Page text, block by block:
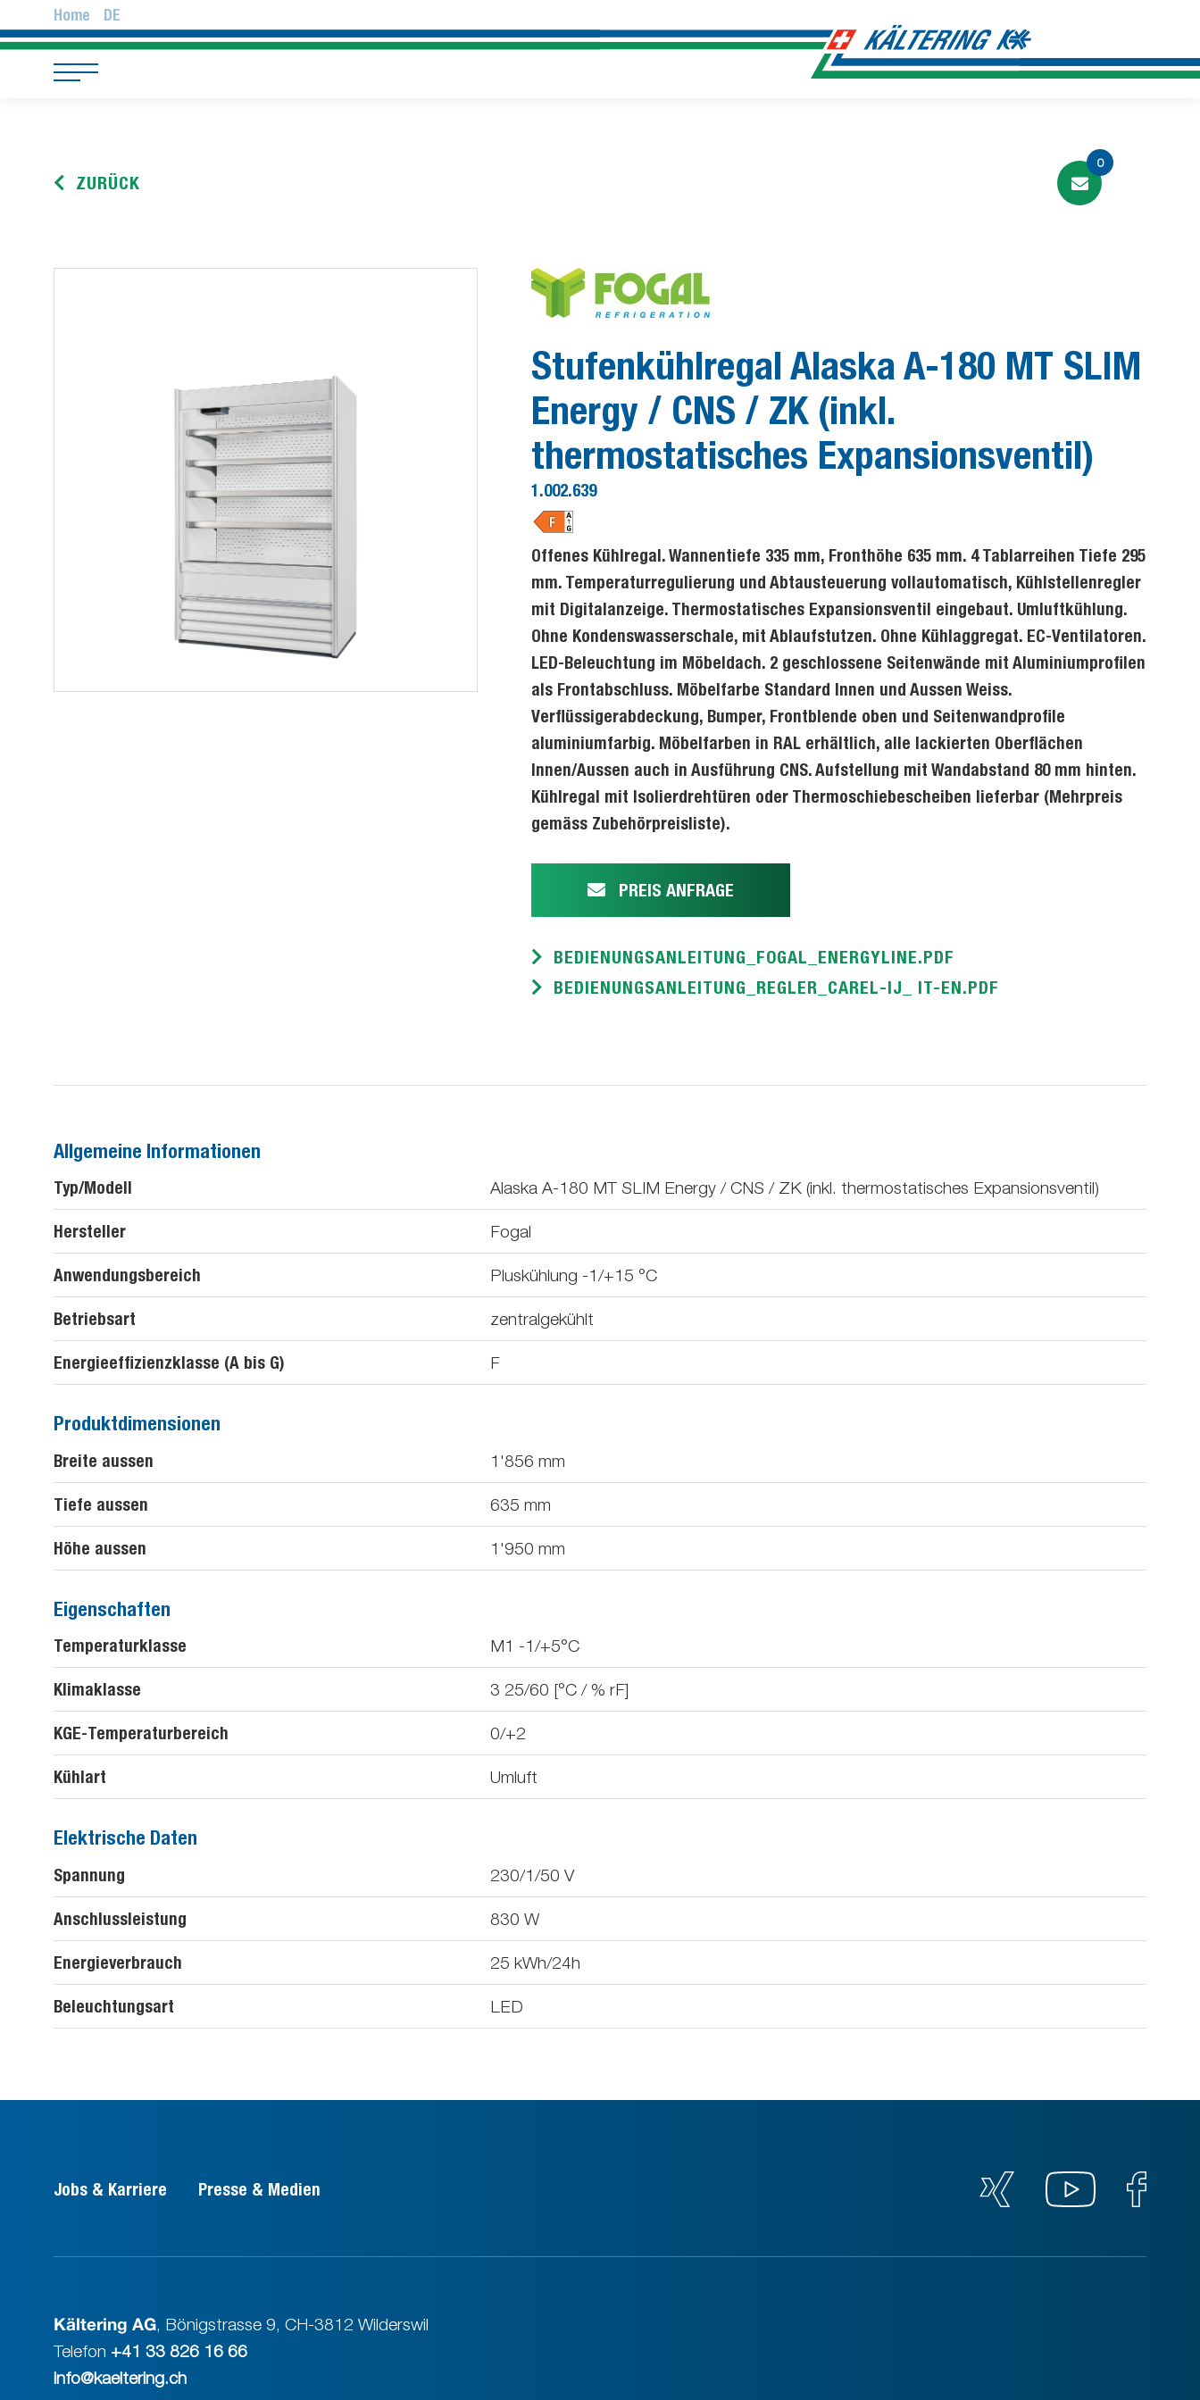
Home DE
0
ZURÜCK
Stufenkühlregal Alaska A-180 MT SLIM
Energy / CNS / ZK (inkl.
thermostatisches Expansionsventil)
1.002.639
Offenes Kühlregal. Wannentiefe 335 mm, Fronthöhe 635 mm. 4 Tablarreihen Tiefe 295
mm. Temperaturregulierung und Abtausteuerung vollautomatisch, Kühlstellenregler
mit Digitalanzeige. Thermostatisches Expansionsventil eingebaut. Umluftkühlung.
Ohne Kondenswasserschale, mit Ablaufstutzen. Ohne Kühlaggregat. EC-Ventilatoren.
LED-Beleuchtung im Möbeldach. 2 geschlossene Seitenwände mit Aluminiumprofilen
als Frontabschluss. Möbelfarbe Standard Innen und Aussen Weiss.
Verflüssigerabdeckung, Bumper, Frontblende oben und Seitenwandprofile
aluminiumfarbig. Möbelfarben in RAL erhältlich, alle lackierten Oberflächen
Innen/Aussen auch in Ausführung CNS. Aufstellung mit Wandabstand 80 mm hinten.
Kühlregal mit Isolierdrehtüren oder Thermoschiebescheiben lieferbar (Mehrpreis
gemäss Zubehörpreisliste).
PREIS ANFRAGE
BEDIENUNGSANLEITUNG_FOGAL_ENERGYLINE.PDF
BEDIENUNGSANLEITUNG_REGLER_CAREL-IJ_ IT-EN.PDF
Allgemeine Informationen
Typ/Modell Alaska A-180 MT SLIM Energy / CNS / ZK (inkl. thermostatisches Expansionsventil)
Hersteller Fogal
Anwendungsbereich Pluskühlung -1/+15 °C
Betriebsart zentralgekühlt
Energieeffizienzklasse (A bis G) F
Produktdimensionen
Breite aussen 1'856 mm
Tiefe aussen 635 mm
Höhe aussen 1'950 mm
Eigenschaften
Temperaturklasse M1 -1/+5°C
Klimaklasse 3 25/60 [°C / % rF]
KGE-Temperaturbereich 0/+2
Kühlart Umluft
Elektrische Daten
Spannung 230/1/50 V
Anschlussleistung 830 W
Energieverbrauch 25 kWh/24h
Beleuchtungsart LED
Jobs & Karriere Presse & Medien
Kältering AG, Bönigstrasse 9, CH-3812 Wilderswil
Telefon +41 33 826 16 66
info@kaeltering.ch